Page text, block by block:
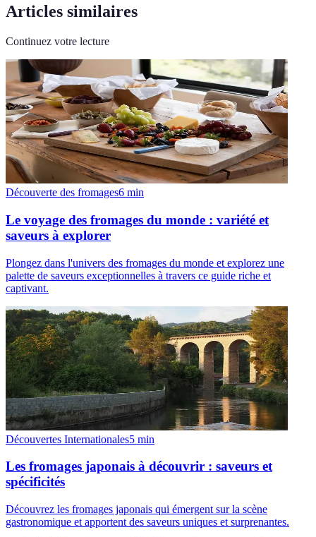
Articles similaires
Continuez votre lecture
Découverte des fromages6 min
Le voyage des fromages du monde : variété et
saveurs à explorer
Plongez dans l'univers des fromages du monde et explorez une
palette de saveurs exceptionnelles à travers ce guide riche et
captivant.
Découvertes Internationales5 min
Les fromages japonais à découvrir : saveurs et
spécificités
Découvrez les fromages japonais qui émergent sur la scène
gastronomique et apportent des saveurs uniques et surprenantes.